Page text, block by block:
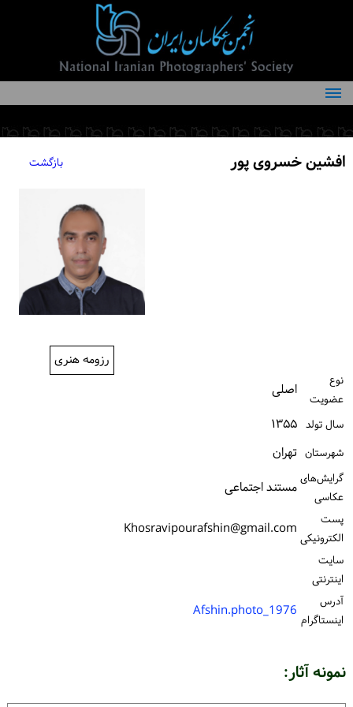
درباره انجمن
کمیته‌های انجمن
اعضاء انجمنافشین خسروی پور بازگشت
رزومه هنری
نوع
عضویت
اصلی
سال تولد ۱۳۵۵
شهرستان تهران
گرایش‌های
عکاسی
مستند اجتماعی
پست
الكترونیكی Khosravipourafshin@gmail.com
سایت
اینترنتی
آدرس
اینستاگرام Afshin.photo_1976
نمونه آثار: